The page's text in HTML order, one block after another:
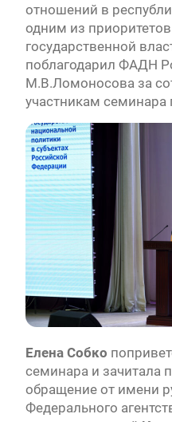
отношений в
одним из
государственной
поблагодарил ФАДН
М.В.Ломоносова за
участникам
Елена Собко
семинара и зачитала
обращение от имени
Федерального